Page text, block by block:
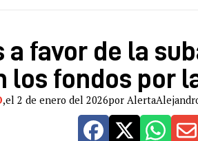
a favor de la
los fondos por
,el 2 de enero del 2026por